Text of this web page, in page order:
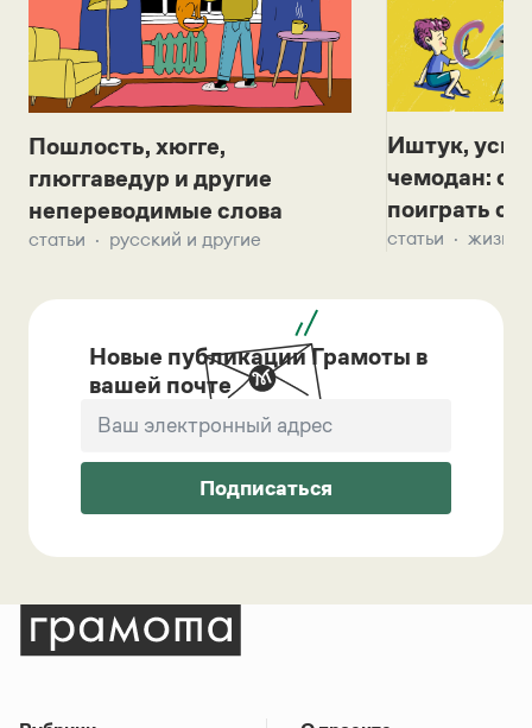
Пошлость, хюгге,
глюггаведур и другие
непереводимые слова
статьи русский и другие
Иштук,
чемодан:
поиграть с
статьи жизнь
Новые публикации Грамоты в
вашей почте
Подписаться